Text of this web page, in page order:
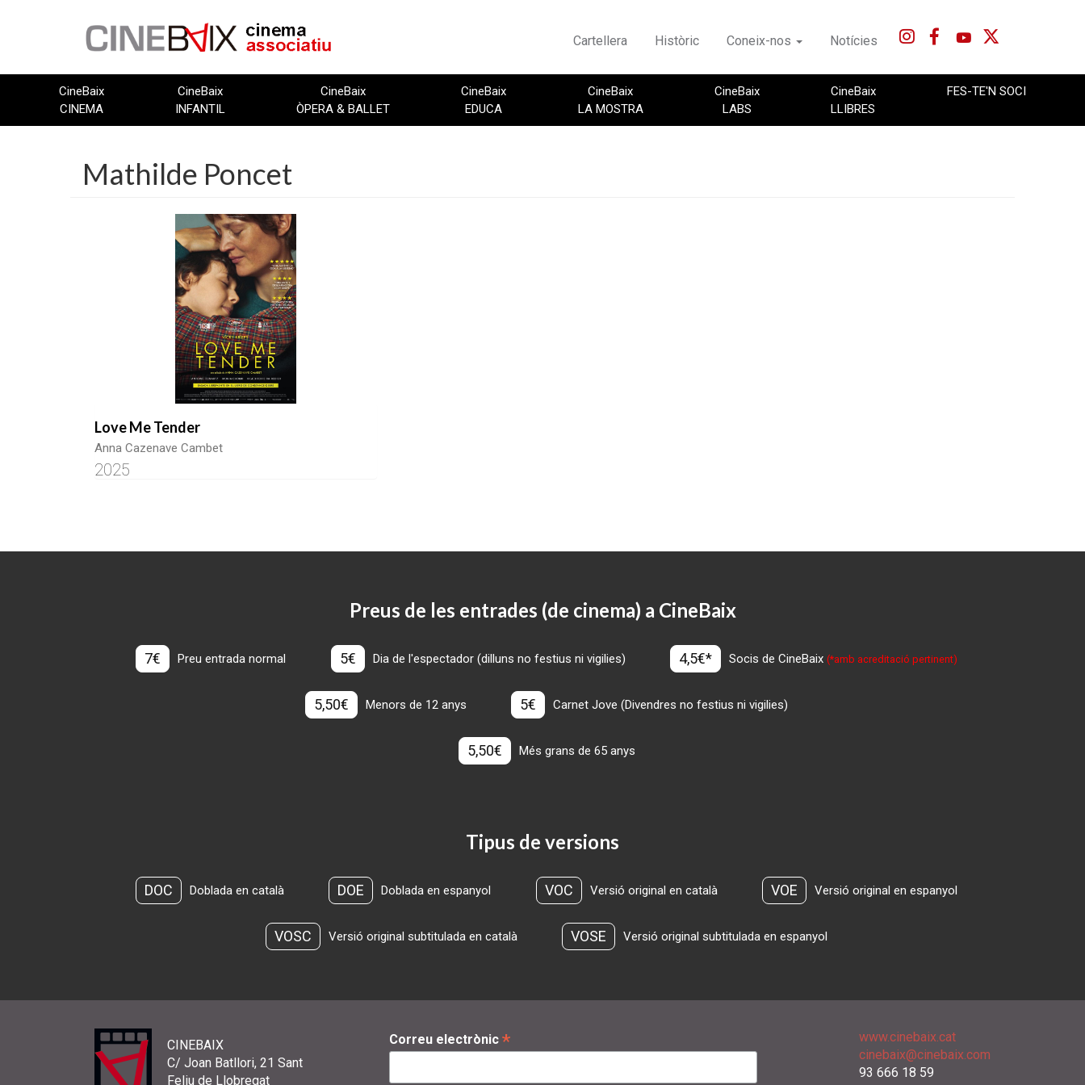
Cartellera Històric Coneix-nos Notícies
CineBaix
CINEMA
CineBaix
INFANTIL
CineBaix
ÒPERA & BALLET
CineBaix
EDUCA
CineBaix
LA MOSTRA
CineBaix
LABS
CineBaix
LLIBRES
FES-TE'N SOCI
Mathilde Poncet
Love Me Tender
Anna Cazenave Cambet
2025
Preus de les entrades (de cinema) a CineBaix
7€ Preu entrada normal 5€ Dia de l'espectador (dilluns no festius ni vigilies) 4,5€* Socis de CineBaix(*amb acreditació pertinent)
5,50€ Menors de 12 anys 5€ Carnet Jove (Divendres no festius ni vigilies)
5,50€ Més grans de 65 anys
Tipus de versions
DOC Doblada en català DOE Doblada en espanyol VOC Versió original en català VOE Versió original en espanyol
VOSC Versió original subtitulada en català VOSE Versió original subtitulada en espanyol
CINEBAIX
C/ Joan Batllori, 21 Sant
Feliu de Llobregat
Correu electrònic *
www.cinebaix.cat
cinebaix@cinebaix.com
93 666 18 59